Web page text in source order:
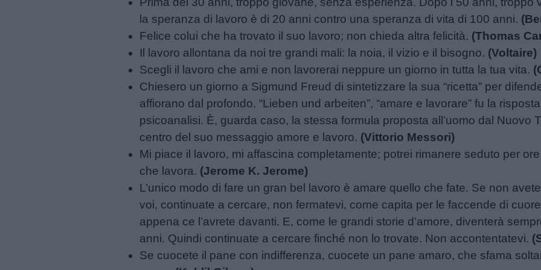
la speranza di lavoro è di 20 anni contro una speranza di vita di 100 anni.
Felice colui che ha trovato il suo lavoro; non chieda altra felicità. (Thomas
Il lavoro allontana da noi tre grandi mali: la noia, il vizio e il bisogno. (Voltaire)
Scegli il lavoro che ami e non lavorerai neppure un giorno in tutta la tua vita.
Chiesero un giorno a Sigmund Freud di sintetizzare la sua “ricetta” per
affiorano dal profondo. “Lieben und arbeiten”, “amare e lavorare” fu la
psicoanalisi. È, guarda caso, la stessa formula proposta all’uomo dal Nuovo
centro del suo messaggio amore e lavoro. (Vittorio Messori)
Mi piace il lavoro, mi affascina completamente; potrei rimanere seduto per
che lavora. (Jerome K. Jerome)
L’unico modo di fare un gran bel lavoro è amare quello che fate. Se non
voi, continuate a cercare, non fermatevi, come capita per le faccende di
appena ce l’avrete davanti. E, come le grandi storie d’amore, diventerà
anni. Quindi continuate a cercare finché non lo trovate. Non accontentatevi.
Se cuocete il pane con indifferenza, cuocete un pane amaro, che sfama